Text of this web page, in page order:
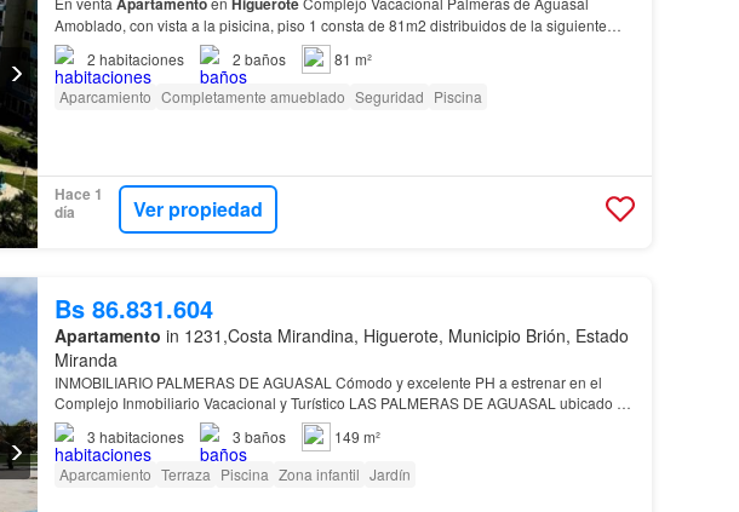
Amoblado, con vista a la pisicina, piso 1 consta de 81m2 distribuidos de la siguiente
maletero area social; vigilancia privada, piscina, cancha de usos…
2 habitaciones 2 baños
81 m²
Aparcamiento Completamente amueblado Seguridad Piscina
Hace 1
día
Ver propiedad
Bs 86.831.604
Apartamento in 1231,Costa Mirandina, Higuerote, Municipio Brión, Estado
Miranda
INMOBILIARIO PALMERAS DE AGUASAL Cómodo y excelente PH a estrenar en el
Complejo Inmobiliario Vacacional y Turístico LAS PALMERAS DE AGUASAL ubicado en
Higuerote Parque infantil, zonas verdes y con entrada a la
3 habitaciones 3 baños
149 m²
Aparcamiento Terraza Piscina Zona infantil Jardín